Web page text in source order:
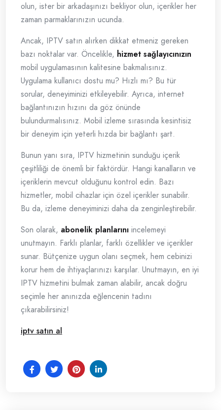
olun, ister bir arkadaşınızı bekliyor olun, içerikler her
zaman parmaklarınızın ucunda.
Ancak, IPTV satın alırken dikkat etmeniz gereken
bazı noktalar var. Öncelikle, hizmet sağlayıcınızın
mobil uygulamasının kalitesine bakmalısınız.
Uygulama kullanıcı dostu mu? Hızlı mı? Bu tür
sorular, deneyiminizi etkileyebilir. Ayrıca, internet
bağlantınızın hızını da göz önünde
bulundurmalısınız. Mobil izleme sırasında kesintisiz
bir deneyim için yeterli hızda bir bağlantı şart.
Bunun yanı sıra, IPTV hizmetinin sunduğu içerik
çeşitliliği de önemli bir faktördür. Hangi kanalların ve
içeriklerin mevcut olduğunu kontrol edin. Bazı
hizmetler, mobil cihazlar için özel içerikler sunabilir.
Bu da, izleme deneyiminizi daha da zenginleştirebilir.
Son olarak, abonelik planlarını incelemeyi
unutmayın. Farklı planlar, farklı özellikler ve içerikler
sunar. Bütçenize uygun olanı seçmek, hem cebinizi
korur hem de ihtiyaçlarınızı karşılar. Unutmayın, en iyi
IPTV hizmetini bulmak zaman alabilir, ancak doğru
seçimle her anınızda eğlencenin tadını
çıkarabilirsiniz!
iptv satın al